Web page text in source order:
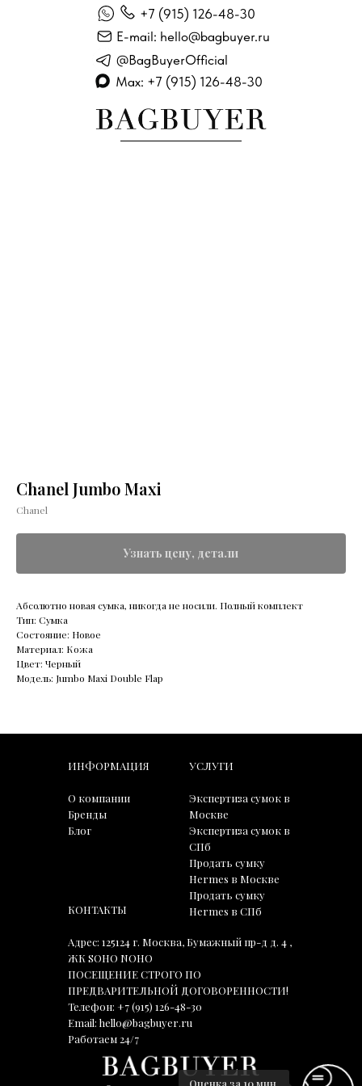
E-mail: hello@bagbuyer.ru
+7 (915) 126-48-30
@BagBuyerOfficial
Max: +7 (915) 126-48-30
Chanel Jumbo Maxi
Chanel
Узнать цену, детали
Абсолютно новая сумка, никогда не носили. Полный комплект
Тип: Сумка
Состояние: Новое
Материал: Кожа
Цвет: Черный
Модель: Jumbo Maxi Double Flap
ИНФОРМАЦИЯ
О компании
Бренды
Блог
УСЛУГИ
Экспертиза сумок в
Москве
Экспертиза сумок в
СПб
Продать сумку
Hermes в Москве
Продать сумку
Hermes в СПб
КОНТАКТЫ
Адрес: 125124 г. Москва, Бумажный пр-д д. 4 ,
ЖК SOHO NOHO
ПОСЕЩЕНИЕ СТРОГО ПО
ПРЕДВАРИТЕЛЬНОЙ ДОГОВОРЕННОСТИ!
Телефон: +7 (915) 126-48-30
Email: hello@bagbuyer.ru
Работаем 24/7